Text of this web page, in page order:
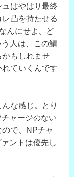
はやはり最終
凸を持たせる
んにせよ、ど
人は、この鯖
かもしれませ
ていくんです
な感じ。とり
ャージのない
で、NPチャ
ントは優先し